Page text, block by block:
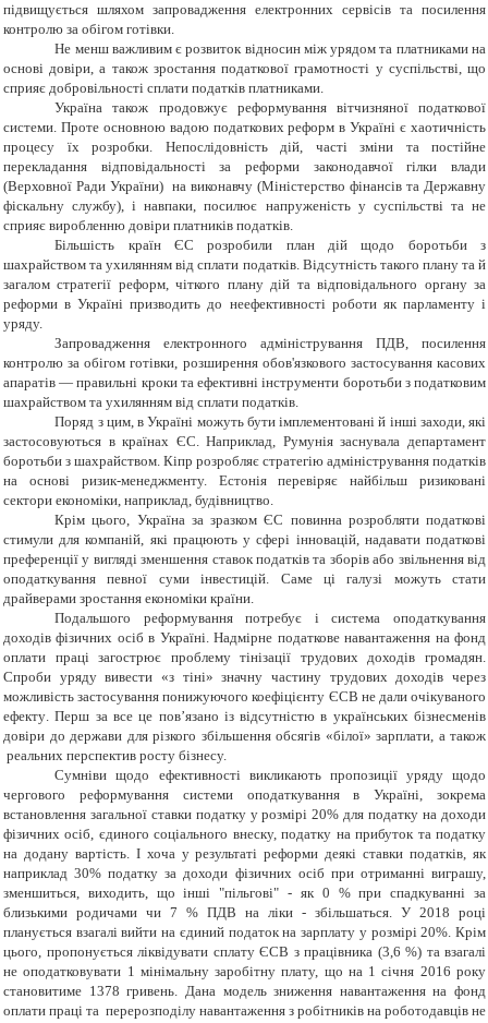
підвищується шляхом запровадження електронних сервісів та посилення
контролю за обігом готівки.
Не менш важливим є розвиток відносин між урядом та платниками на
основі довіри, а також зростання податкової грамотності у суспільстві, що
сприяє добровільності сплати податків платниками.
Україна також продовжує реформування вітчизняної податкової
системи. Проте основною вадою податкових реформ в Україні є хаотичність
процесу їх розробки. Непослідовність дій, часті зміни та постійне
перекладання відповідальності за реформи законодавчої гілки влади
(Верховної Ради України) на виконавчу (Міністерство фінансів та Державну
фіскальну службу), і навпаки, посилює напруженість у суспільстві та не
сприяє виробленню довіри платників податків.
Більшість країн ЄС розробили план дій щодо боротьби з
шахрайством та ухилянням від сплати податків. Відсутність такого плану та й
загалом стратегії реформ, чіткого плану дій та відповідального органу за
реформи в Україні призводить до неефективності роботи як парламенту і
уряду.
Запровадження електронного адміністрування ПДВ, посилення
контролю за обігом готівки, розширення обов'язкового застосування касових
апаратів — правильні кроки та ефективні інструменти боротьби з податковим
шахрайством та ухилянням від сплати податків.
Поряд з цим, в Україні можуть бути імплементовані й інші заходи, які
застосовуються в країнах ЄС. Наприклад, Румунія заснувала департамент
боротьби з шахрайством. Кіпр розробляє стратегію адміністрування податків
на основі ризик-менеджменту. Естонія перевіряє найбільш ризиковані
сектори економіки, наприклад, будівництво.
Крім цього, Україна за зразком ЄС повинна розробляти податкові
стимули для компаній, які працюють у сфері інновацій, надавати податкові
преференції у вигляді зменшення ставок податків та зборів або звільнення від
оподаткування певної суми інвестицій. Саме ці галузі можуть стати
драйверами зростання економіки країни.
Подальшого реформування потребує і система оподаткування
доходів фізичних осіб в Україні. Надмірне податкове навантаження на фонд
оплати праці загострює проблему тінізації трудових доходів громадян.
Спроби уряду вивести «з тіні» значну частину трудовихдоходів через
можливість застосування понижуючого коефіцієнту ЄСВ не дали очікуваного
ефекту. Перш за все це пов’язано ізвідсутністю в українських бізнесменів
довіри до держави для різкого збільшення обсягів «білої» зарплати, а також
реальних перспектив росту бізнесу.
Сумнівищодо ефективності викликають пропозиції уряду щодо
чергового реформування системи оподаткування в Україні, зокрема
встановлення загальної ставки податку у розмірі 20% для податку на доходи
фізичних осіб, єдиного соціального внеску, податку на прибуток та податку
на додану вартість. І хоча у результаті реформи деякі ставки податків, як
наприклад 30% податку за доходи фізичних осіб при отриманні виграшу,
зменшиться, виходить, що інші "пільгові" - як 0 % при спадкуванні за
близькими родичами чи 7 % ПДВ на ліки - збільшаться. У 2018 році
планується взагалі вийти на єдиний податок на зарплату у розмірі 20%. Крім
цього, пропонується ліквідувати сплату ЄСВ з працівника (3,6 %) та взагалі
не оподатковувати 1 мінімальну заробітну плату, що на 1 січня 2016 року
становитиме 1378 гривень. Дана модель зниження навантаження на фонд
оплати праці та перерозподілу навантаження з робітників на роботодавців не